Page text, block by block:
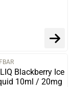
Blackberry Ice
10ml / 20mg